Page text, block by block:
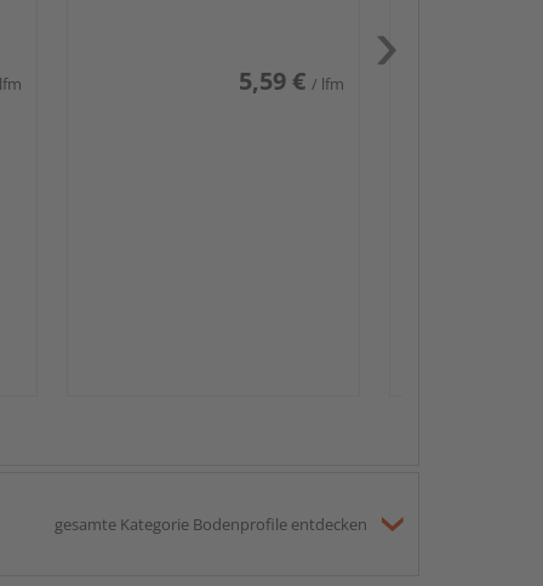
5,59 € / lfm
gesamte Kategorie Bodenprofile entdecken